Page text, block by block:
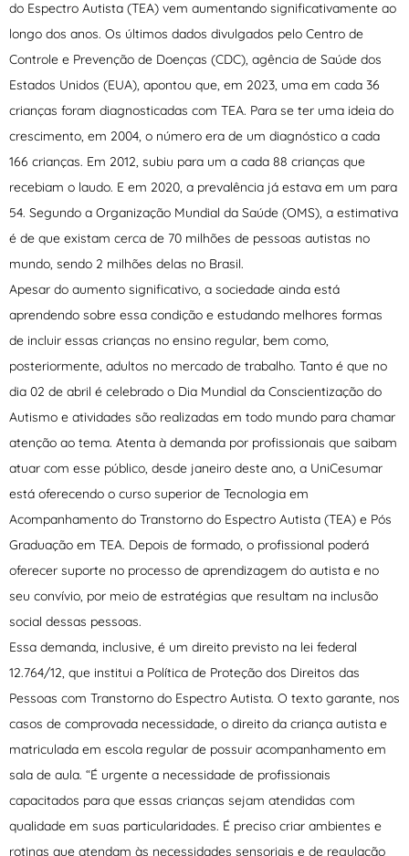
do Espectro Autista (TEA) vem aumentando significativamente ao
longo dos anos. Os últimos dados divulgados pelo Centro de
Controle e Prevenção de Doenças (CDC), agência de Saúde dos
Estados Unidos (EUA), apontou que, em 2023, uma em cada 36
crianças foram diagnosticadas com TEA. Para se ter uma ideia do
crescimento, em 2004, o número era de um diagnóstico a cada
166 crianças. Em 2012, subiu para um a cada 88 crianças que
recebiam o laudo. E em 2020, a prevalência já estava em um para
54. Segundo a Organização Mundial da Saúde (OMS), a estimativa
é de que existam cerca de 70 milhões de pessoas autistas no
mundo, sendo 2 milhões delas no Brasil.
Apesar do aumento significativo, a sociedade ainda está
aprendendo sobre essa condição e estudando melhores formas
de incluir essas crianças no ensino regular, bem como,
posteriormente, adultos no mercado de trabalho. Tanto é que no
dia 02 de abril é celebrado o Dia Mundial da Conscientização do
Autismo e atividades são realizadas em todo mundo para chamar
atenção ao tema. Atenta à demanda por profissionais que saibam
atuar com esse público, desde janeiro deste ano, a UniCesumar
está oferecendo o curso superior de Tecnologia em
Acompanhamento do Transtorno do Espectro Autista (TEA) e Pós
Graduação em TEA. Depois de formado, o profissional poderá
oferecer suporte no processo de aprendizagem do autista e no
seu convívio, por meio de estratégias que resultam na inclusão
social dessas pessoas.
Essa demanda, inclusive, é um direito previsto na lei federal
12.764/12, que institui a Política de Proteção dos Direitos das
Pessoas com Transtorno do Espectro Autista. O texto garante, nos
casos de comprovada necessidade, o direito da criança autista e
matriculada em escola regular de possuir acompanhamento em
sala de aula. “É urgente a necessidade de profissionais
capacitados para que essas crianças sejam atendidas com
qualidade em suas particularidades. É preciso criar ambientes e
rotinas que atendam às necessidades sensoriais e de regulação